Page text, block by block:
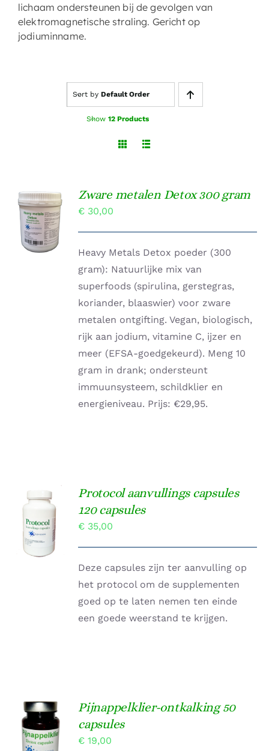
lichaam ondersteunen bij de gevolgen van
elektromagnetische straling. Gericht op
jodiuminname.
Sort by Default Order
Show 12 Products
TOEVOEGEN
AAN
WINKELWAGEN
/
DETAILS
Zware metalen Detox 300 gram
€ 30,00
Heavy Metals Detox poeder (300
gram): Natuurlijke mix van
superfoods (spirulina, gerstegras,
koriander, blaaswier) voor zware
metalen ontgifting. Vegan, biologisch,
rijk aan jodium, vitamine C, ijzer en
meer (EFSA-goedgekeurd). Meng 10
gram in drank; ondersteunt
immuunsysteem, schildklier en
energieniveau. Prijs: €29,95.
TOEVOEGEN
WINKELWAGEN
/
DETAILS
Protocol aanvullings capsules
120 capsules
€ 35,00
Deze capsules zijn ter aanvulling op
het protocol om de supplementen
goed op te laten nemen ten einde
een goede weerstand te krijgen.
Gewaardeerd
4.67uit 5
TOEVOEGEN
AAN
WINKELWAGEN
Pijnappelklier-ontkalking 50
capsules
€ 19,00